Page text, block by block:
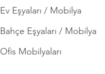
Ev Eşyaları / Mobilya
Bahçe Eşyaları / Mobilya
Ofis Mobilyaları